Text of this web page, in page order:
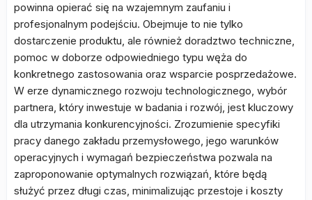
powinna opierać się na wzajemnym zaufaniu i
profesjonalnym podejściu. Obejmuje to nie tylko
dostarczenie produktu, ale również doradztwo techniczne,
pomoc w doborze odpowiedniego typu węża do
konkretnego zastosowania oraz wsparcie posprzedażowe.
W erze dynamicznego rozwoju technologicznego, wybór
partnera, który inwestuje w badania i rozwój, jest kluczowy
dla utrzymania konkurencyjności. Zrozumienie specyfiki
pracy danego zakładu przemysłowego, jego warunków
operacyjnych i wymagań bezpieczeństwa pozwala na
zaproponowanie optymalnych rozwiązań, które będą
służyć przez długi czas, minimalizując przestoje i koszty